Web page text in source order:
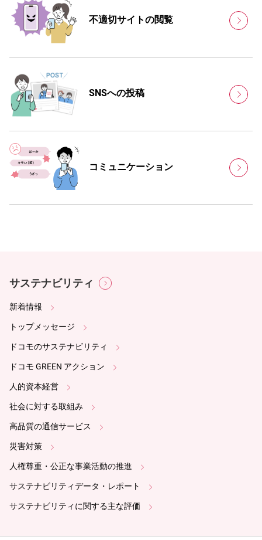
不適切サイトの閲覧
SNSへの投稿
コミュニケーション
サステナビリティ
新着情報
トップメッセージ
ドコモのサステナビリティ
ドコモ GREEN アクション
人的資本経営
社会に対する取組み
高品質の通信サービス
災害対策
人権尊重・公正な事業活動の推進
サステナビリティデータ・レポート
サステナビリティに関する主な評価